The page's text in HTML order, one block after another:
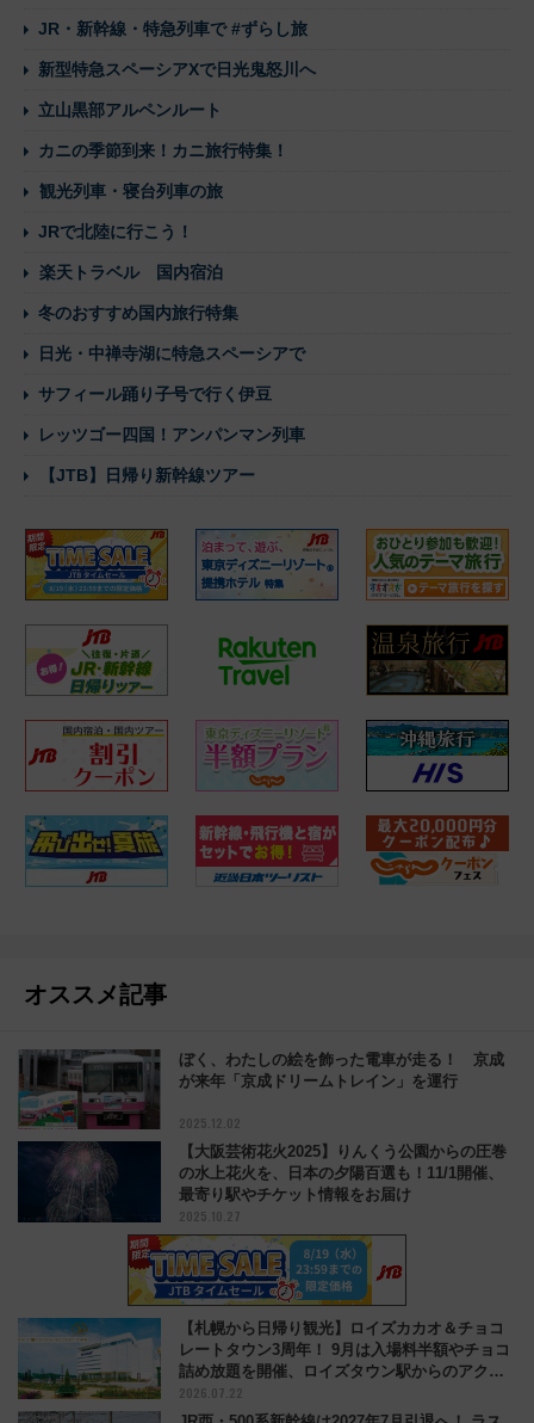
JR・新幹線・特急列車で #ずらし旅
新型特急スペーシアXで日光鬼怒川へ
立山黒部アルペンルート
カニの季節到来！カニ旅行特集！
観光列車・寝台列車の旅
JRで北陸に行こう！
楽天トラベル 国内宿泊
冬のおすすめ国内旅行特集
日光・中禅寺湖に特急スペーシアで
サフィール踊り子号で行く伊豆
レッツゴー四国！アンパンマン列車
【JTB】日帰り新幹線ツアー
オススメ記事
ぼく、わたしの絵を飾った電車が走る！ 京成
が来年「京成ドリームトレイン」を運行
2025.12.02
【大阪芸術花火2025】りんくう公園からの圧巻
の水上花火を、日本の夕陽百選も！11/1開催、
最寄り駅やチケット情報をお届け
2025.10.27
【札幌から日帰り観光】ロイズカカオ＆チョコ
レートタウン3周年！ 9月は入場料半額やチョコ
詰め放題を開催、ロイズタウン駅からのアクセ
スも
2026.07.22